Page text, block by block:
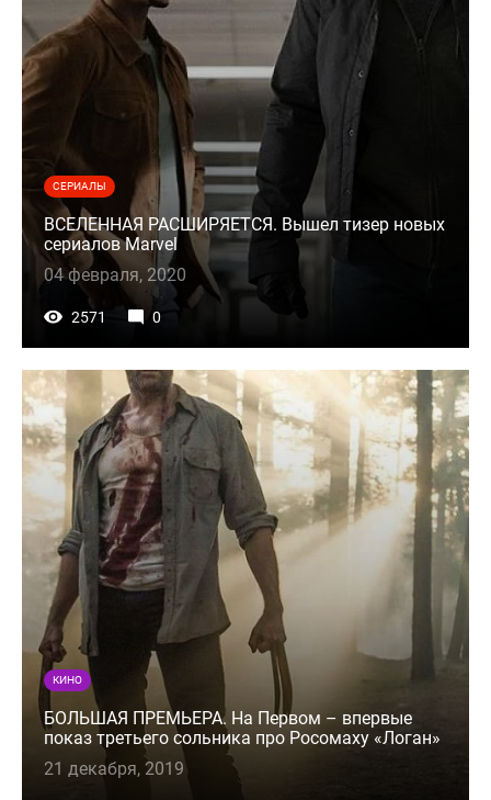
СЕРИАЛЫ
ВСЕЛЕННАЯ РАСШИРЯЕТСЯ. Вышел тизер новых
сериалов Marvel
04 февраля, 2020
2571 0
КИНО
БОЛЬШАЯ ПРЕМЬЕРА. На Первом – впервые
показ третьего сольника про Росомаху «Логан»
21 декабря, 2019